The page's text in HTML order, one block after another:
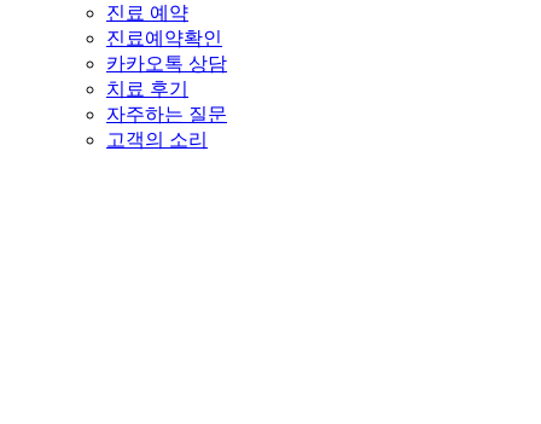
진료 예약
진료예약확인
카카오톡 상담
치료 후기
자주하는 질문
고객의 소리